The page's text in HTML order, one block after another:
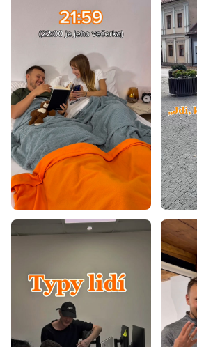
Matrace 110x200
Matrace 120x180
Matrace 120x190
Matrace 130x190
Matrace 130x200
Matrace 140x180
Matrace 140x190
Matrace 150x190
Matrace 150x200
Matrace 160x180
Matrace 160x190
Matrace 170x200
Matrace 190x200
Matrace 40x80
Matrace 40x90
Matrace 50x200
Matrace 60x110